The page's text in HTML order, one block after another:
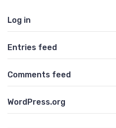
Log in
Entries feed
Comments feed
WordPress.org